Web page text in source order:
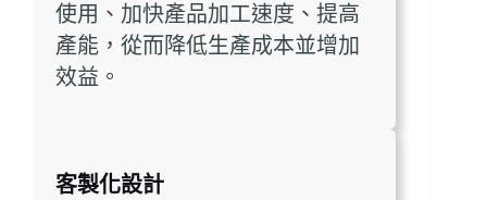
使用、加快產品加工速度、提高
產能，從而降低生產成本並增加
效益。
客製化設計